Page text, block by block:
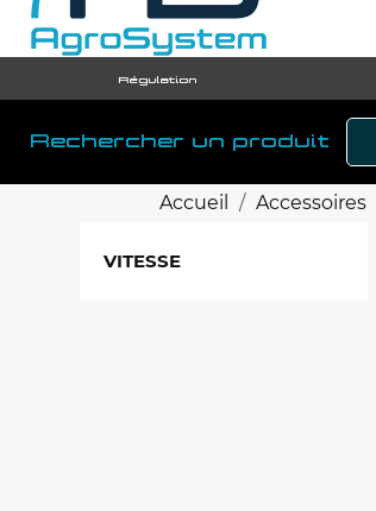
Régulation
Rechercher un produit
Accueil Accessoires
VITESSE